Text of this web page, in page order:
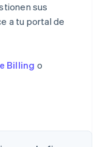
sus
a tu portal de
Billing o